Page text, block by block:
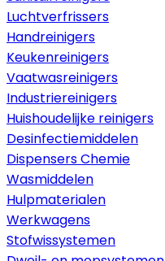
Luchtverfrissers
Handreinigers
Keukenreinigers
Vaatwasreinigers
Industriereinigers
Huishoudelijke reinigers
Desinfectiemiddelen
Dispensers Chemie
Wasmiddelen
Hulpmaterialen
Werkwagens
Stofwissystemen